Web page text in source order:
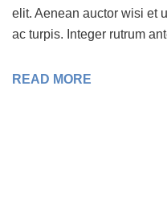
elit. Aenean auctor wisi et
ac turpis. Integer rutrum
READ MORE